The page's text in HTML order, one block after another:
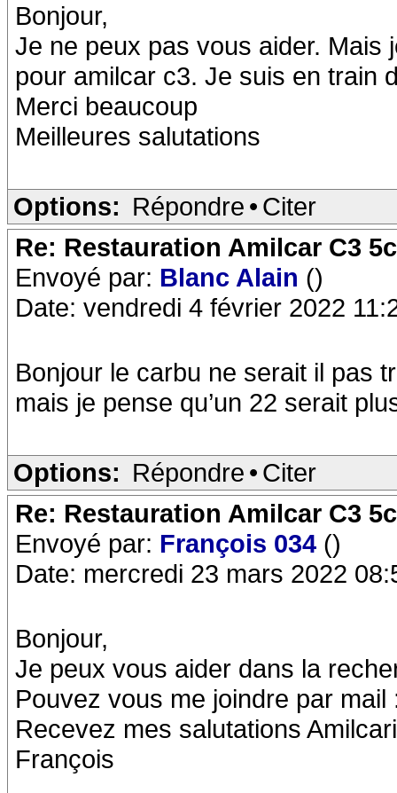
Bonjour,
Je ne peux pas vous aider. Mais
pour amilcar c3. Je suis en train
Merci beaucoup
Meilleures salutations
Options: Répondre • Citer
Re: Restauration Amilcar C3
Envoyé par: Blanc Alain ()
Date: vendredi 4 février 2022
Bonjour le carbu ne serait il pas
mais je pense qu’un 22 serait
Options: Répondre • Citer
Re: Restauration Amilcar C3
Envoyé par: François 034 ()
Date: mercredi 23 mars 2022
Bonjour,
Je peux vous aider dans la
Pouvez vous me joindre par
Recevez mes salutations
François